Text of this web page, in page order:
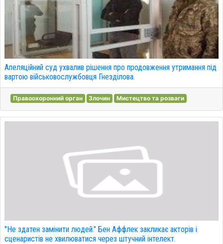
Апеляційний суд ухвалив рішення про продовження утримання під
вартою військовослужбовця Гнезділова.
Правоохоронний орган Злочин Мистецтво та розваги
"Не здатен замінити людей." Бен Аффлек закликає акторів і
сценаристів не хвилюватися через штучний інтелект.